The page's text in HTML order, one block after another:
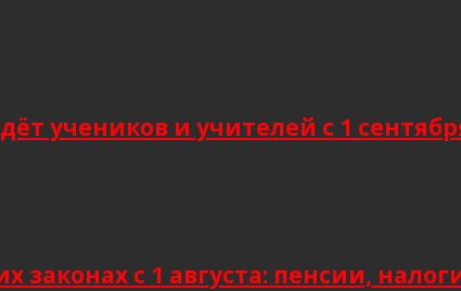
учеников и учителей с 1
законах с 1 августа: пенсии,